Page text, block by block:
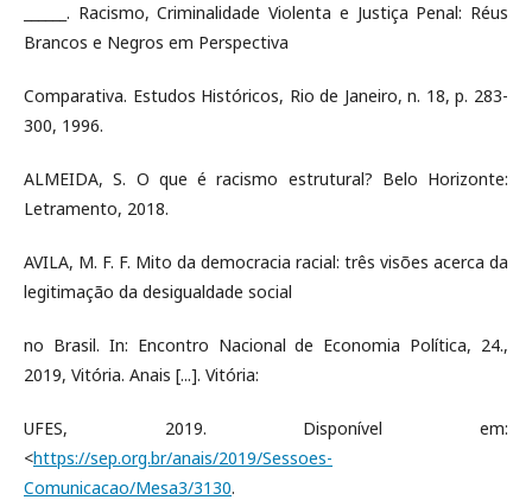
______. Racismo, Criminalidade Violenta e Justiça Penal: Réus
Brancos e Negros em Perspectiva
Comparativa. Estudos Históricos, Rio de Janeiro, n. 18, p. 283-
300, 1996.
ALMEIDA, S. O que é racismo estrutural? Belo Horizonte:
Letramento, 2018.
AVILA, M. F. F. Mito da democracia racial: três visões acerca da
legitimação da desigualdade social
no Brasil. In: Encontro Nacional de Economia Política, 24.,
2019, Vitória. Anais [...]. Vitória:
UFES, 2019. Disponível em:
<https://sep.org.br/anais/2019/Sessoes-
Comunicacao/Mesa3/3130.